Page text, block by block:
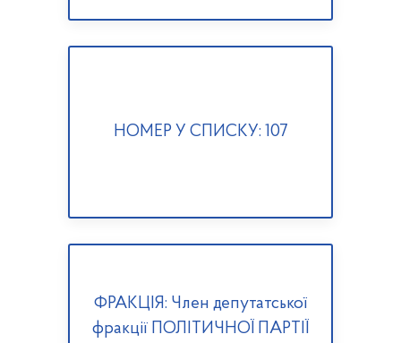
НОМЕР У СПИСКУ: 107
ФРАКЦІЯ: Член депутатської
фракції ПОЛІТИЧНОЇ ПАРТІЇ